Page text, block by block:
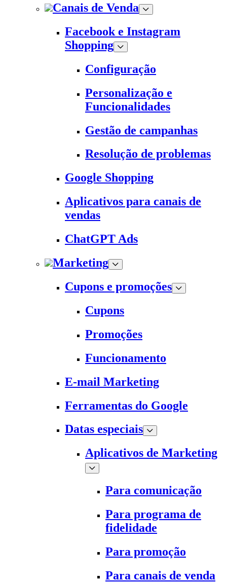
Canais de Venda
Facebook e Instagram
Shopping
Configuração
Personalização e
Funcionalidades
Gestão de campanhas
Resolução de problemas
Google Shopping
Aplicativos para canais de
vendas
ChatGPT Ads
Marketing
Cupons e promoções
Cupons
Promoções
Funcionamento
E-mail Marketing
Ferramentas do Google
Datas especiais
Aplicativos de Marketing
Para comunicação
Para programa de
fidelidade
Para promoção
Para canais de venda